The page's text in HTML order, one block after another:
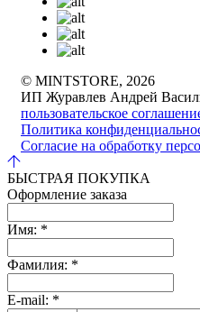
© MINTSTORE, 2026
ИП Журавлев Андрей
пользовательское
Политика
Согласие на обработку
БЫСТРАЯ ПОКУПКА
Оформление заказа
Имя: *
Фамилия: *
E-mail: *